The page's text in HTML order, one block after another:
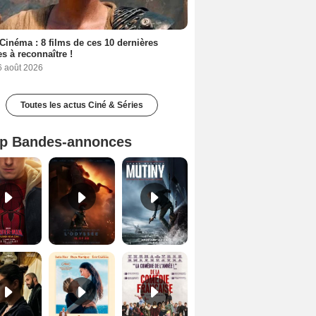
: 8 films de ces 10 dernières
à reconnaître !
août 2026
Toutes les actus Ciné & Séries
Bandes-annonces
Spider-Man: Brand New Day Bande-annonce VO STFR L'Odyssée Bande-annonce VO STFR
Les Matins merveilleux Bande-annonce VF De la Comédie-Française Teaser VF